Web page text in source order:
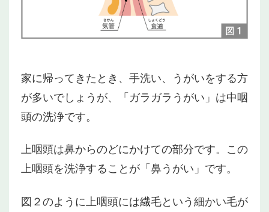
家に帰ってきたとき、手洗い、うがいをする方
が多いでしょうが、「ガラガラうがい」は中咽
頭の洗浄です。
上咽頭は鼻からのどにかけての部分です。この
上咽頭を洗浄することが「鼻うがい」です。
図２のように上咽頭には繊毛という細かい毛が